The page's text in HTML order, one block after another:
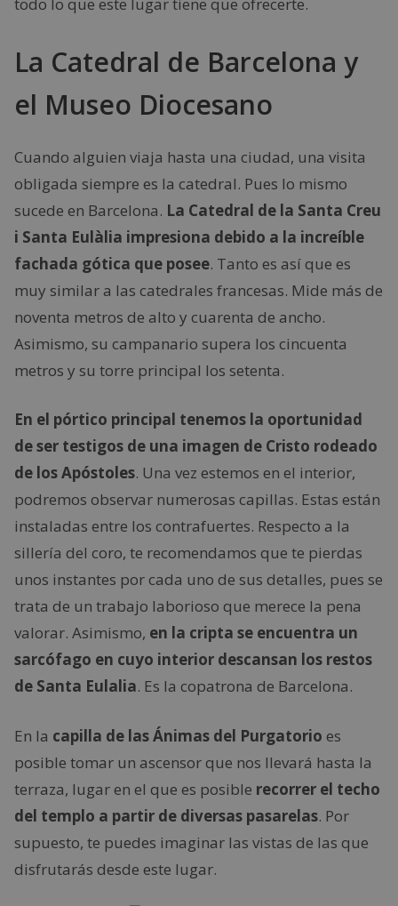
La Catedral de Barcelona y
el Museo Diocesano
Cuando alguien viaja hasta una ciudad, una visita
obligada siempre es la catedral. Pues lo mismo
sucede en Barcelona. La Catedral de la Santa Creu
i Santa Eulàlia impresiona debido a la increíble
fachada gótica que posee. Tanto es así que es
muy similar a las catedrales francesas. Mide más de
noventa metros de alto y cuarenta de ancho.
Asimismo, su campanario supera los cincuenta
metros y su torre principal los setenta.
En el pórtico principal tenemos la oportunidad
de ser testigos de una imagen de Cristo rodeado
de los Apóstoles. Una vez estemos en el interior,
podremos observar numerosas capillas. Estas están
instaladas entre los contrafuertes. Respecto a la
sillería del coro, te recomendamos que te pierdas
unos instantes por cada uno de sus detalles, pues se
trata de un trabajo laborioso que merece la pena
valorar. Asimismo, en la cripta se encuentra un
sarcófago en cuyo interior descansan los restos
de Santa Eulalia. Es la copatrona de Barcelona.
En la capilla de las Ánimas del Purgatorio es
posible tomar un ascensor que nos llevará hasta la
terraza, lugar en el que es posible recorrer el techo
del templo a partir de diversas pasarelas. Por
supuesto, te puedes imaginar las vistas de las que
disfrutarás desde este lugar.